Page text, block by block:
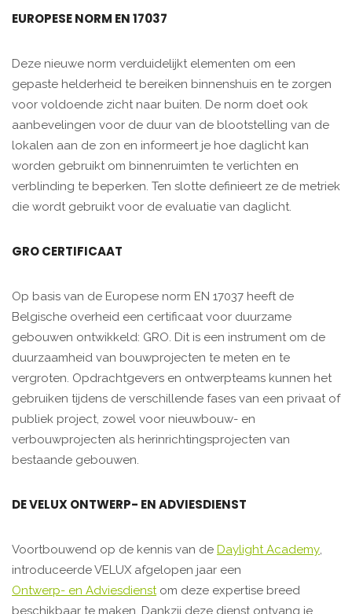
EUROPESE NORM EN 17037
Deze nieuwe norm verduidelijkt elementen om een
gepaste helderheid te bereiken binnenshuis en te zorgen
voor voldoende zicht naar buiten. De norm doet ook
aanbevelingen voor de duur van de blootstelling van de
lokalen aan de zon en informeert je hoe daglicht kan
worden gebruikt om binnenruimten te verlichten en
verblinding te beperken. Ten slotte definieert ze de metriek
die wordt gebruikt voor de evaluatie van daglicht.
GRO CERTIFICAAT
Op basis van de Europese norm EN 17037 heeft de
Belgische overheid een certificaat voor duurzame
gebouwen ontwikkeld: GRO. Dit is een instrument om de
duurzaamheid van bouwprojecten te meten en te
vergroten. Opdrachtgevers en ontwerpteams kunnen het
gebruiken tijdens de verschillende fases van een privaat of
publiek project, zowel voor nieuwbouw- en
verbouwprojecten als herinrichtingsprojecten van
bestaande gebouwen.
DE VELUX ONTWERP- EN ADVIESDIENST
Voortbouwend op de kennis van de Daylight Academy,
introduceerde VELUX afgelopen jaar een
Ontwerp- en Adviesdienstom deze expertise breed
beschikbaar te maken. Dankzij deze dienst ontvang je